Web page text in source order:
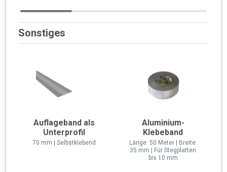
Sonstiges
Auflageband als
Unterprofil
70 mm | Selbstklebend
Aluminium-
Klebeband
Länge: 50 Meter | Breite:
35 mm | Für Stegplatten
bis 10 mm